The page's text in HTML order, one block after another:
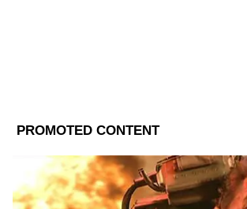
Image Credit : AI PHOTE
জেলাশাসক ও বিধায়কদের সঙ্গে